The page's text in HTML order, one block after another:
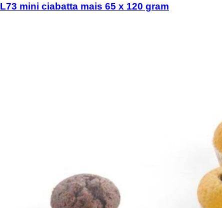
L73 mini ciabatta mais 65 x 120 gram